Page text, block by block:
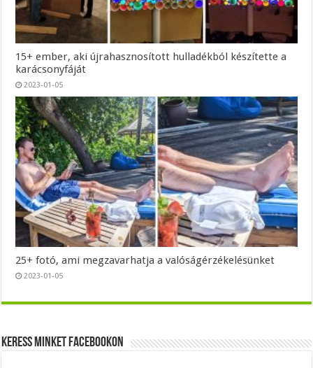
15+ ember, aki újrahasznosított hulladékból készítette a
karácsonyfáját
2023-01-05
25+ fotó, ami megzavarhatja a valóságérzékelésünket
2023-01-05
Keress minket Facebookon